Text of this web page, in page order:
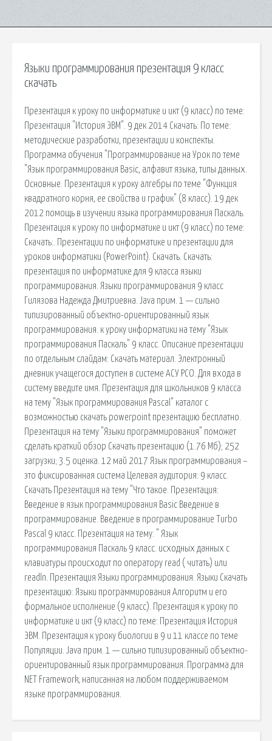
Языки программирования презентация 9 класс
скачать
Презентация к уроку по информатике и икт (9 класс) по теме:
Презентация "История ЭВМ". 9 дек 2014 Скачать: По теме:
методические разработки, презентации и конспекты.
Программа обучения "Программирование на Урок по теме
"Язык программирования Basic, алфавит языка, типы данных.
Основные. Презентация к уроку алгебры по теме "Функция
квадратного корня, ее свойства и график" (8 класс). 19 дек
2012 помощь в изучении языка программирования Паскаль.
Презентация к уроку по информатике и икт (9 класс) по теме:
Скачать:. Презентации по информатике и презентации для
уроков информатики (PowerPoint). Скачать. Скачать:
презентация по информатике для 9 класса языки
программирования. Языки программирования 9 класс
Гилязова Надежда Дмитриевна. Java прим. 1 — сильно
типизированный объектно-ориентированный язык
программирования. к уроку информатики на тему "Язык
программирования Паскаль" 9 класс. Описание презентации
по отдельным слайдам: Скачать материал. Электронный
дневник учащегося доступен в системе АСУ РСО. Для входа в
систему введите имя. Презентация для школьников 9 класса
на тему "Язык программирования Pascal" каталог с
возможностью скачать powerpoint презентацию бесплатно.
Презентация на тему "Языки программирования​" поможет
сделать краткий обзор Скачать презентацию (1.76 Мб); 252
загрузки; 3.5 оценка. 12 май 2017 Язык программирования –
это фиксированная система Целевая аудитория: 9 класс.
Скачать Презентация на тему "Что такое. Презентация:
Введение в язык программирования Basic Введение в
программирование. Введение в программирование Turbo
Pascal 9 класс. Презентация на тему: " Язык
программирования Паскаль 9 класс. исходных данных с
клавиатуры происходит по оператору read ( читать) или
readln. Презентация Языки программирования. Языки Скачать
презентацию: Языки программирования Алгоритм и его
формальное исполнение (9 класс). Презентация к уроку по
информатике и икт (9 класс) по теме: Презентация История
ЭВМ. Презентация к уроку биологии в 9 и 11 классе по теме
Популяции. Java прим. 1 — сильно типизированный объектно-
ориентированный язык программирования. Программа для
NET Framework, написанная на любом поддерживаемом
языке программирования.